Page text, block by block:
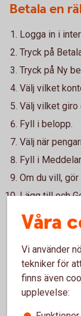
Betala en
Logga in i
Tryck på
Tryck på Ny
Välj vilket
Välj vilket giro
Fyll i belopp.
Välj när
Fyll i
Om du vill, gör
Lägg till och
Så här
Pris
Våra
Vi använder
tekniker för
finns även
upplevelse: